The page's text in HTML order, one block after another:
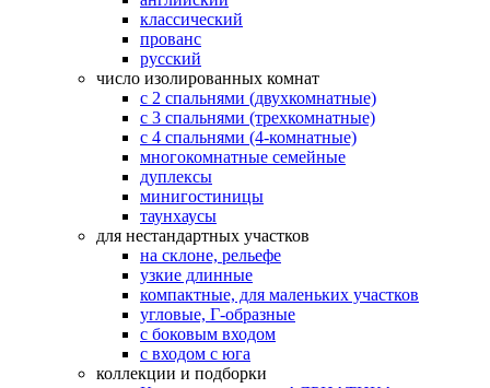
классический
прованс
русский
число изолированных комнат
с 2 спальнями (двухкомнатные)
с 3 спальнями (трехкомнатные)
с 4 спальнями (4-комнатные)
многокомнатные семейные
дуплексы
минигостиницы
таунхаусы
для нестандартных участков
на склоне, рельефе
узкие длинные
компактные, для маленьких участков
угловые, Г-образные
с боковым входом
с входом с юга
коллекции и подборки